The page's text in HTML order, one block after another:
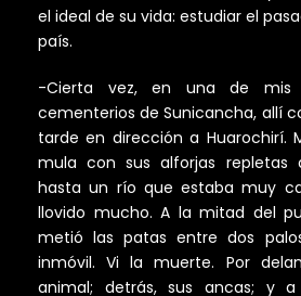
el ideal de su vida: estudiar el
país.
-Cierta vez, en una de mis
cementerios de Sunicancha, allí
tarde en dirección a Huarochirí.
mula con sus alforjas repletas
hasta un río que estaba muy
llovido mucho. A la mitad del
metió las patas entre dos
inmóvil. Vi la muerte. Por
animal; detrás, sus ancas; y